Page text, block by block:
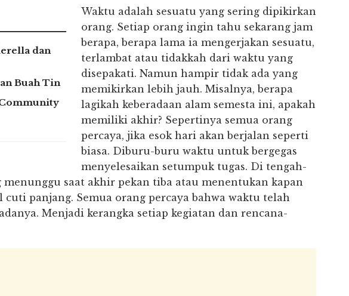
dan
Buah Tin
Waktu adalah sesuatu yang sering dipikirkan
orang. Setiap orang ingin tahu sekarang jam
berapa, berapa lama ia mengerjakan sesuatu,
terlambat atau tidakkah dari waktu yang
disepakati. Namun hampir tidak ada yang
memikirkan lebih jauh. Misalnya, berapa
lagikah keberadaan alam semesta ini, apakah
memiliki akhir? Sepertinya semua orang
percaya, jika esok hari akan berjalan seperti
biasa. Diburu-buru waktu untuk bergegas
menyelesaikan setumpuk tugas. Di tengah-
menunggu saat akhir pekan tiba atau menentukan kapan
panjang. Semua orang percaya bahwa waktu telah
Menjadi kerangka setiap kegiatan dan rencana-